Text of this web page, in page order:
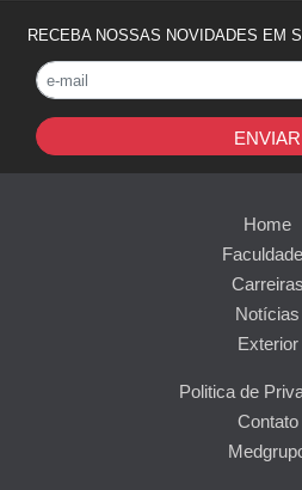
RECEBA NOSSAS NOVIDADES EM
ENVIAR
Home
Carreiras
Notícias
Exterior
Politica de
Contato